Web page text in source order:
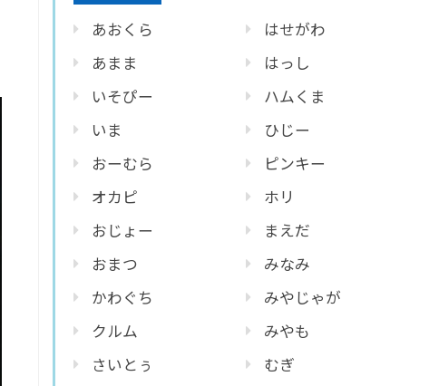
あおくら
あまま
いそぴー
いま
おーむら
オカピ
おじょー
おまつ
かわぐち
クルム
さいとぅ
はせがわ
はっし
ハムくま
ひじー
ピンキー
ホリ
まえだ
みなみ
みやじゃが
みやも
むぎ